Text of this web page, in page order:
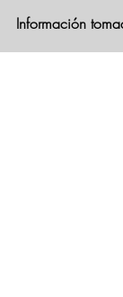
Información